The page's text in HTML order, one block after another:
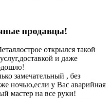
продавцы!
открылся такой
и даже
замечательный , без
ночью,если у Вас аварийная
мастер на все руки!